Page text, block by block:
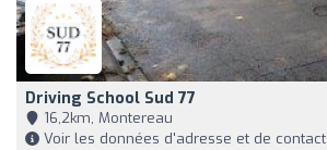
Driving School Sud 77
16,2km, Montereau
Voir les données d'adresse et de contact